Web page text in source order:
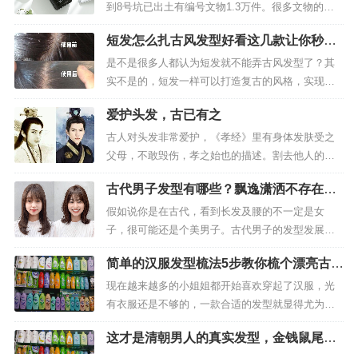
到8号坑已出土有编号文物1.3万件。很多文物的造
型，让人惊叹三星堆人天马行空的想象力：形似机
器狗的铜神兽，嘴巴像方形喇叭；牛头跪坐青铜人
像，头发一飞冲天，剑眉、国字脸、杏仁眼。6月11
日，三星堆出土中分发型人像。6月14日，三星堆发
现倒立顶尊人像、背...
短发怎么扎古风发型好看这几款让你秒变
古装美女
是不是很多人都认为短发就不能弄古风发型了？其
实不是的，短发一样可以打造复古的风格，实现你
的女侠梦。这几款古风发型都适合短发姑娘，想尝
试的姑娘看过来哟。有多少人曾披着纱帐，幻想自
己是古代的侠女。有多少人曾对着古装剧中女主的
发型梳发。印象中古风发型都是长发，难道短发就
不能走古风路线了吗？其实短发也是可以...
爱护头发，古已有之
古人对头发非常爱护，《孝经》里有身体发肤受之
父母，不敢毁伤，孝之始也的描述。割去他人的头
发也是一种刑罚，称为髡，这种刑罚周代已有，到
东汉时是仅次于杀头的重罪。《三国志》中记载曹
操曾犯了错，很自责，就把自己的头发割下一绺，
意即受了重刑，算是对自己的处罚。古人从孩童开
始就要留发，故儿童时期叫总角，意思是...
古代男子发型有哪些？飘逸潇洒不存在，
唐宋时期最可爱
假如说你是在古代，看到长发及腰的不一定是女
子，很可能还是个美男子。古代男子的发型发展是
怎么样的？不像是现在，有着离子烫和莫西干，古
代男子发型的变化相对来说还是比较单一的。在上
古时期因为缺少礼教的约束，所以相对来说发型也
非常随便。毕竟在缺衣少食的状况下，男人又有多
少发型美观可言呢？因此最早男人的发型也...
简单的汉服发型梳法5步教你梳个漂亮古典
发型
现在越来越多的小姐姐都开始喜欢穿起了汉服，光
有衣服还是不够的，一款合适的发型就显得尤为重
要，下面就为大家推荐一款非常古典优雅的发型
吧！先把头发分开固定好，然后把右边头发编发，
这才是清朝男人的真实发型，金钱鼠尾